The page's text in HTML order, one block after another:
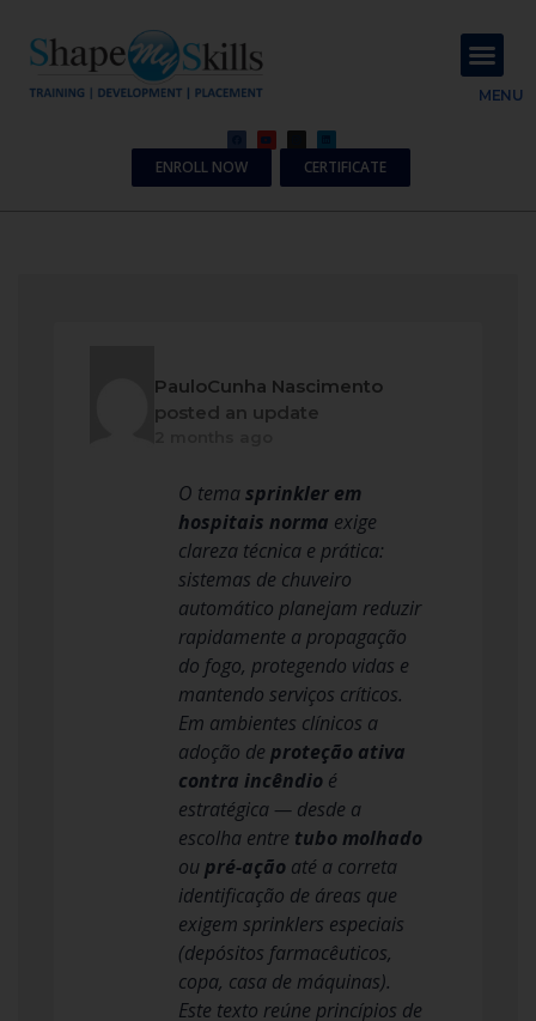
MENU
ENROLL NOW CERTIFICATE
PauloCunha Nascimento
posted an update
O temasprinkler em
hospitais norma exige
clareza técnica e prática:
sistemas de chuveiro
automático planejam reduzir
rapidamente a propagação
do fogo, protegendo vidas e
mantendo serviços críticos.
Em ambientes clínicos a
adoção de proteção ativa
contra incêndio é
estratégica — desde a
escolha entre tubo molhado
oupré-ação até a correta
identificação de áreas que
exigem sprinklers especiais
(depósitos farmacêuticos,
copa, casa de máquinas).
Este texto reúne princípios de